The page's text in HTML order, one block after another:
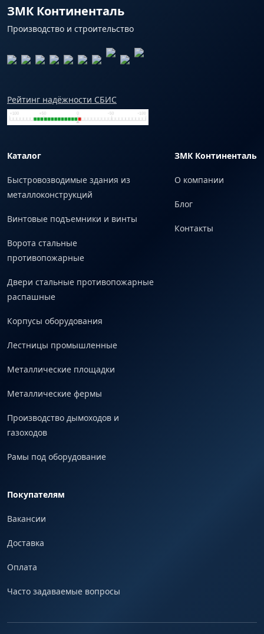
ЗМК Континенталь
Производство и строительство
Рейтинг надёжности СБИС
Каталог
Быстровозводимые здания из
металлоконструкций
Винтовые подъемники и винты
Ворота стальные
противопожарные
Двери стальные противопожарные
распашные
Корпусы оборудования
Лестницы промышленные
Металлические площадки
Металлические фермы
Производство дымоходов и
газоходов
Рамы под оборудование
ЗМК Континенталь
О компании
Блог
Контакты
Покупателям
Вакансии
Доставка
Оплата
Часто задаваемые вопросы